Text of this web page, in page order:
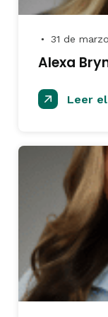
● 31 de
Alexa
Leer